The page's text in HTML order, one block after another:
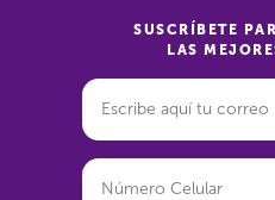
SUSCRÍBETE
LAS